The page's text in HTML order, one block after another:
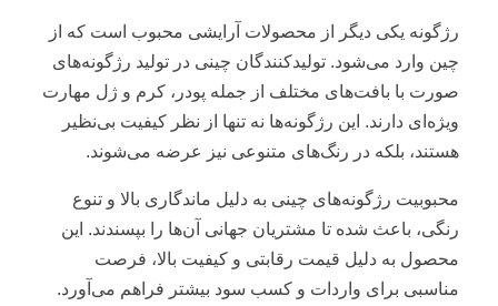
رژگونه یکی دیگر از محصولات آرایشی محبوب است که از
چین وارد می‌شود. تولیدکنندگان چینی در تولید رژگونه‌های
صورت با بافت‌های مختلف از جمله پودر، کرم و ژل مهارت
ویژه‌ای دارند. این رژگونه‌ها نه تنها از نظر کیفیت بی‌نظیر
هستند، بلکه در رنگ‌های متنوعی نیز عرضه می‌شوند.
محبوبیت رژگونه‌های چینی به دلیل ماندگاری بالا و تنوع
رنگی، باعث شده تا مشتریان جهانی آن‌ها را بپسندند. این
محصول به دلیل قیمت رقابتی و کیفیت بالا، فرصت
مناسبی برای واردات و کسب سود بیشتر فراهم می‌آورد.